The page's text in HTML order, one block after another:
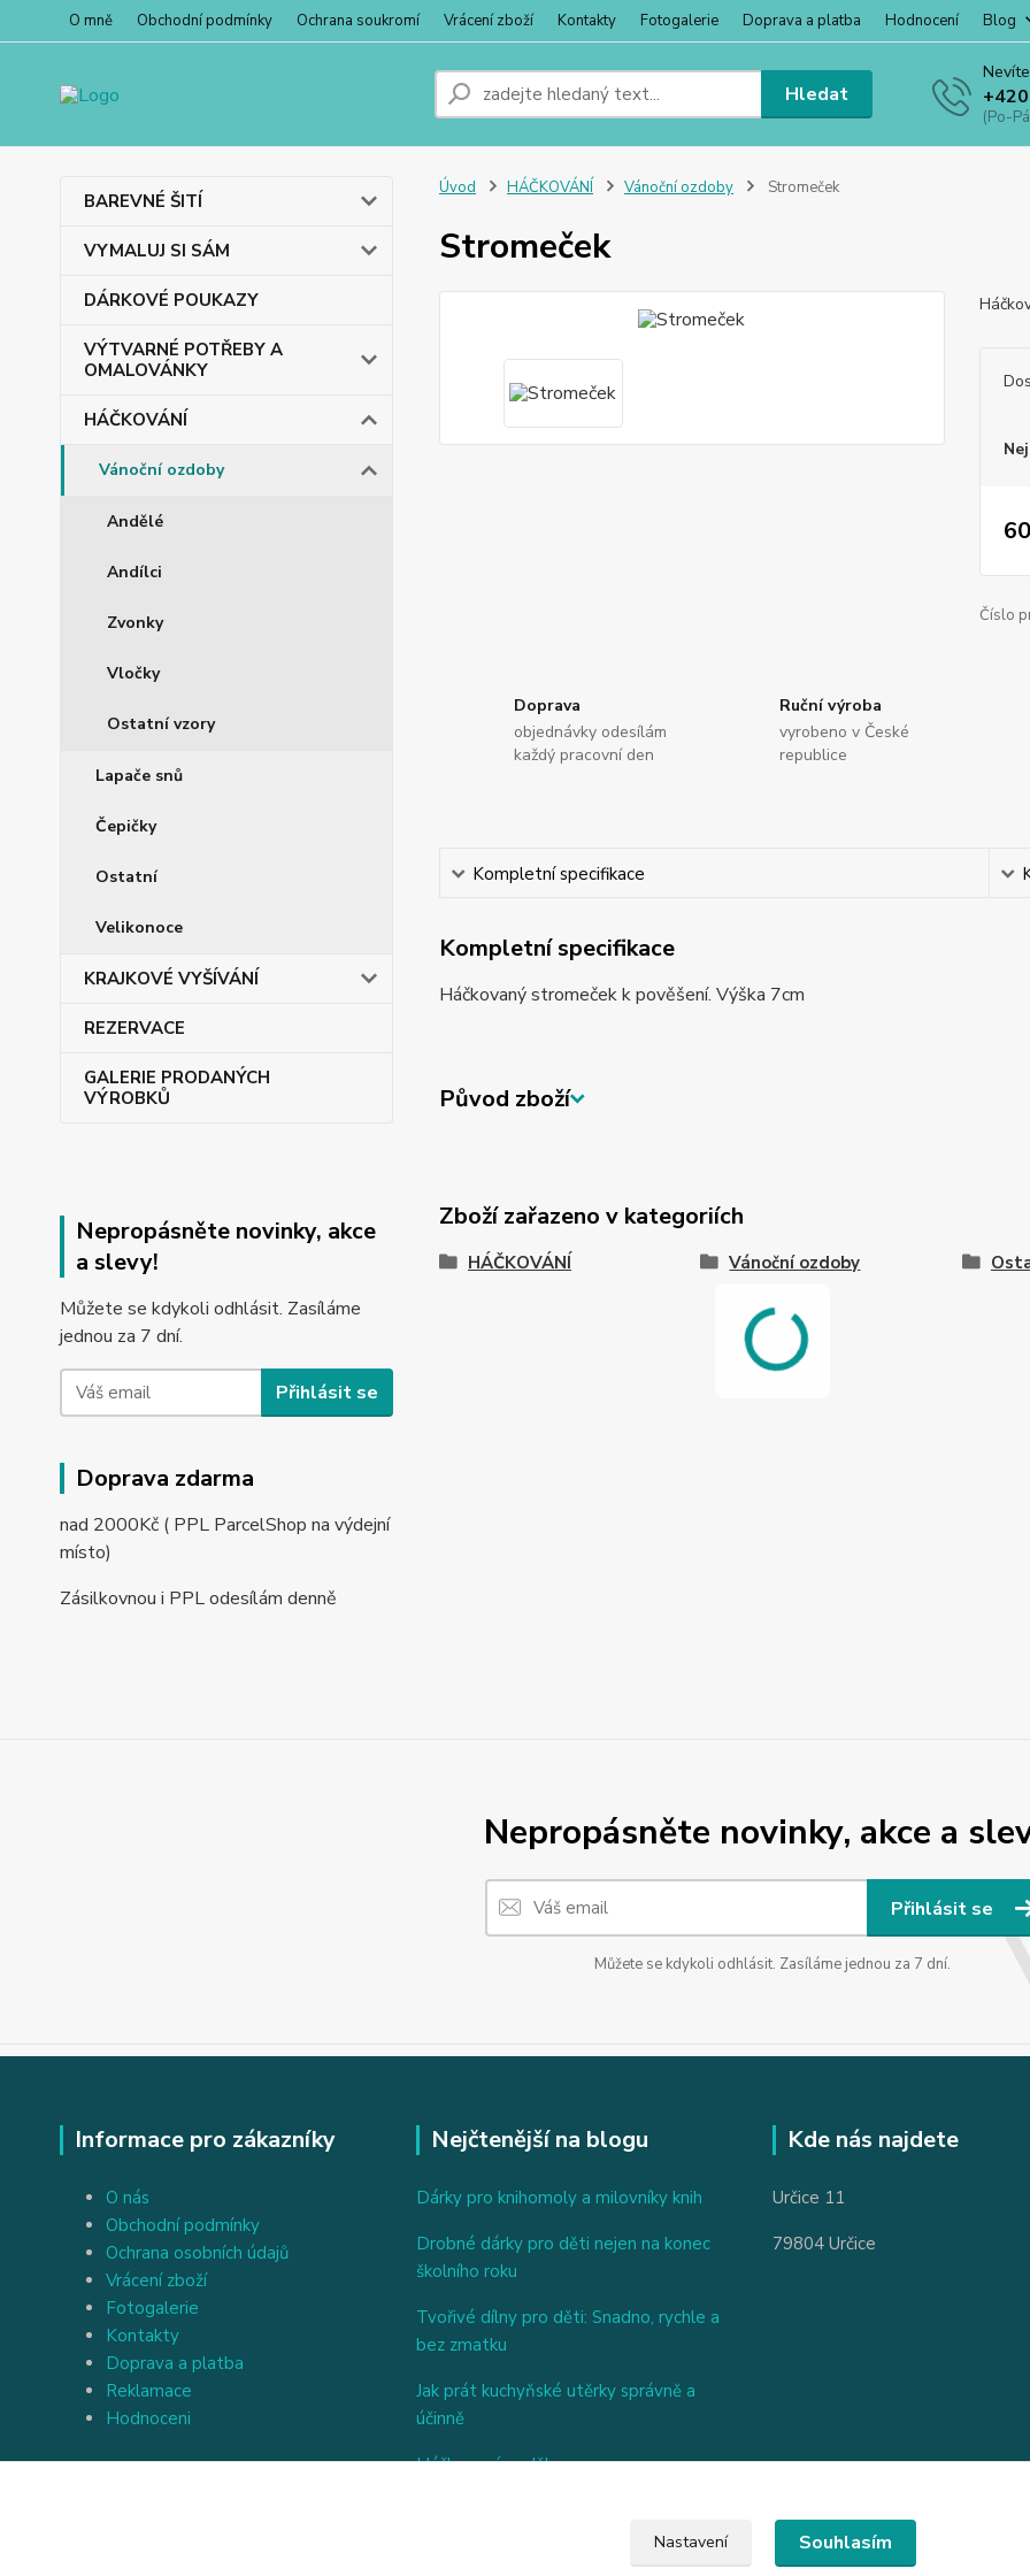
O mně Obchodní podmínky Ochrana soukromí Vrácení zboží Kontakty Fotogalerie Doprava a platba Hodnocení Blog
Hledat
(Po-
BAREVNÉ ŠITÍ
VYMALUJ SI SÁM
DÁRKOVÉ POUKAZY
VÝTVARNÉ POTŘEBY A
OMALOVÁNKY
HÁČKOVÁNÍ
Vánoční ozdoby
Andělé
Andílci
Zvonky
Vločky
Ostatní vzory
Lapače snů
Čepičky
Ostatní
Velikonoce
KRAJKOVÉ VYŠÍVÁNÍ
REZERVACE
GALERIE PRODANÝCH
VÝROBKŮ
Nepropásněte novinky, akce
a slevy!
Můžete se kdykoli odhlásit. Zasíláme
jednou za 7 dní.
Přihlásit se
Doprava zdarma
nad 2000Kč ( PPL ParcelShop na výdejní
místo)
Zásilkovnou i PPL odesílám denně
Úvod HÁČKOVÁNÍ Vánoční ozdoby Stromeček
Stromeček
Číslo
Doprava
objednávky odesílám
každý pracovní den
Ruční výroba
vyrobeno v České
republice
Kompletní specifikace
Kompletní specifikace
Háčkovaný stromeček k pověšení. Výška 7cm
Původ zboží
Zboží zařazeno v kategoriích
HÁČKOVÁNÍ Vánoční ozdoby
Nepropásněte novinky, akce a
Přihlásit se
Můžete se kdykoli odhlásit. Zasíláme jednou za 7 dní.
Informace pro zákazníky
O nás
Obchodní podmínky
Ochrana osobních údajů
Vrácení zboží
Fotogalerie
Kontakty
Doprava a platba
Reklamace
Hodnoceni
Nejčtenější na blogu
Dárky pro knihomoly a milovníky knih
Drobné dárky pro děti nejen na konec
školního roku
Tvořivé dílny pro děti: Snadno, rychle a
bez zmatku
Jak prát kuchyňské utěrky správně a
účinně
Háčkovaný anděl
Kde nás najdete
Určice 11
79804 Určice
Nastavení Souhlasím